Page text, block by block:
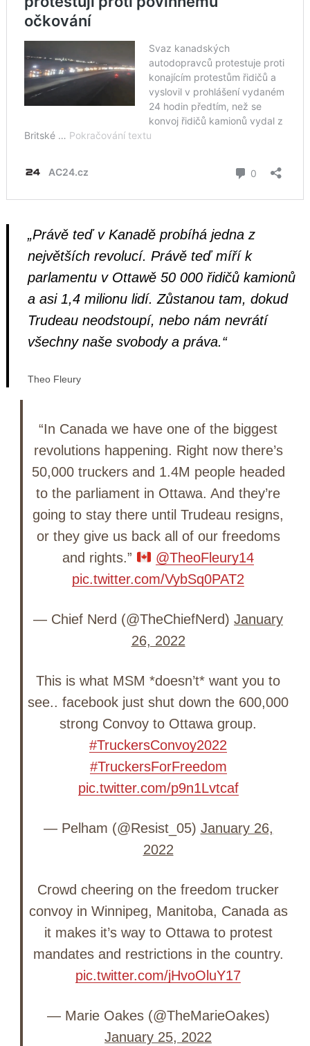
„Právě teď v Kanadě probíhá jedna z
největších revolucí. Právě teď míří k
parlamentu v Ottawě 50 000 řidičů kamionů
a asi 1,4 milionu lidí. Zůstanou tam, dokud
Trudeau neodstoupí, nebo nám nevrátí
všechny naše svobody a práva.“
Theo Fleury
“In Canada we have one of the biggest
revolutions happening. Right now there’s
50,000 truckers and 1.4M people headed
to the parliament in Ottawa. And they’re
going to stay there until Trudeau resigns,
or they give us back all of our freedoms
and rights.”
@TheoFleury14
pic.twitter.com/VybSq0PAT2
— Chief Nerd (@TheChiefNerd) January
26, 2022
This is what MSM *doesn’t* want you to
see.. facebook just shut down the 600,000
strong Convoy to Ottawa group.
#TruckersConvoy2022
#TruckersForFreedom
pic.twitter.com/p9n1Lvtcaf
— Pelham (@Resist_05) January 26,
2022
Crowd cheering on the freedom trucker
convoy in Winnipeg, Manitoba, Canada as
it makes it’s way to Ottawa to protest
mandates and restrictions in the country.
pic.twitter.com/jHvoOluY17
— Marie Oakes (@TheMarieOakes)
January 25, 2022